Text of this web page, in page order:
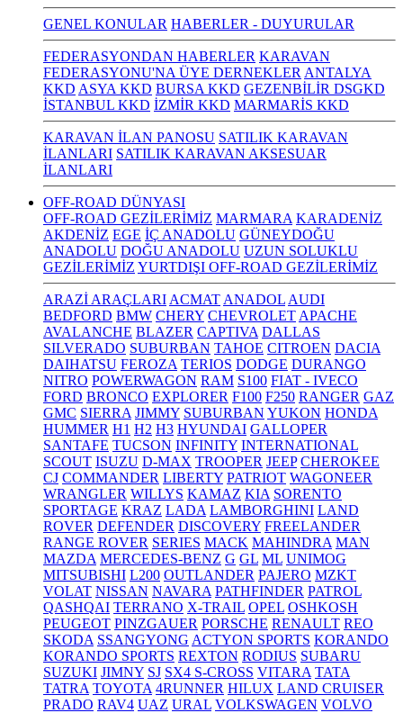
GENEL KONULAR HABERLER - DUYURULAR
FEDERASYONDAN HABERLER KARAVAN
FEDERASYONU'NA ÜYE DERNEKLER ANTALYA
KKD ASYA KKD BURSA KKD GEZENBİLİR DSGKD
İSTANBUL KKD İZMİR KKD MARMARİS KKD
KARAVAN İLAN PANOSU SATILIK KARAVAN
İLANLARI SATILIK KARAVAN AKSESUAR
İLANLARI
OFF-ROAD DÜNYASI
OFF-ROAD GEZİLERİMİZ MARMARA KARADENİZ
AKDENİZ EGE İÇ ANADOLU GÜNEYDOĞU
ANADOLU DOĞU ANADOLU UZUN SOLUKLU
GEZİLERİMİZ YURTDIŞI OFF-ROAD GEZİLERİMİZ
ARAZİ ARAÇLARI ACMAT ANADOL AUDI
BEDFORD BMW CHERY CHEVROLET APACHE
AVALANCHE BLAZER CAPTIVA DALLAS
SILVERADO SUBURBAN TAHOE CITROEN DACIA
DAIHATSU FEROZA TERIOS DODGE DURANGO
NITRO POWERWAGON RAM S100 FIAT - IVECO
FORD BRONCO EXPLORER F100 F250 RANGER GAZ
GMC SIERRA JIMMY SUBURBAN YUKON HONDA
HUMMER H1 H2 H3 HYUNDAI GALLOPER
SANTAFE TUCSON INFINITY INTERNATIONAL
SCOUT ISUZU D-MAX TROOPER JEEP CHEROKEE
CJ COMMANDER LIBERTY PATRIOT WAGONEER
WRANGLER WILLYS KAMAZ KIA SORENTO
SPORTAGE KRAZ LADA LAMBORGHINI LAND
ROVER DEFENDER DISCOVERY FREELANDER
RANGE ROVER SERIES MACK MAHINDRA MAN
MAZDA MERCEDES-BENZ G GL ML UNIMOG
MITSUBISHI L200 OUTLANDER PAJERO MZKT
VOLAT NISSAN NAVARA PATHFINDER PATROL
QASHQAI TERRANO X-TRAIL OPEL OSHKOSH
PEUGEOT PINZGAUER PORSCHE RENAULT REO
SKODA SSANGYONG ACTYON SPORTS KORANDO
KORANDO SPORTS REXTON RODIUS SUBARU
SUZUKI JIMNY SJ SX4 S-CROSS VITARA TATA
TATRA TOYOTA 4RUNNER HILUX LAND CRUISER
PRADO RAV4 UAZ URAL VOLKSWAGEN VOLVO